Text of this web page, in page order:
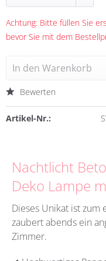
Achtung: Bitte füllen Sie
bevor Sie mit dem
In den Warenkorb
Bewerten
Artikel-Nr.:
Nachtlicht
Deko Lampe
Dieses Unikat ist zum
zaubert abends ein
Zimmer.